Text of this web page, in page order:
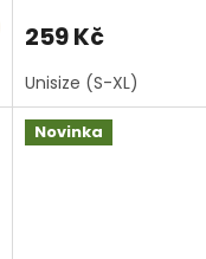
259 Kč
Unisize (S-XL)
Novinka